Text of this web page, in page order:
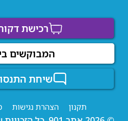
שיחת התנסות
המבוקשים
רכישת
תקנון הצהרת נגישות